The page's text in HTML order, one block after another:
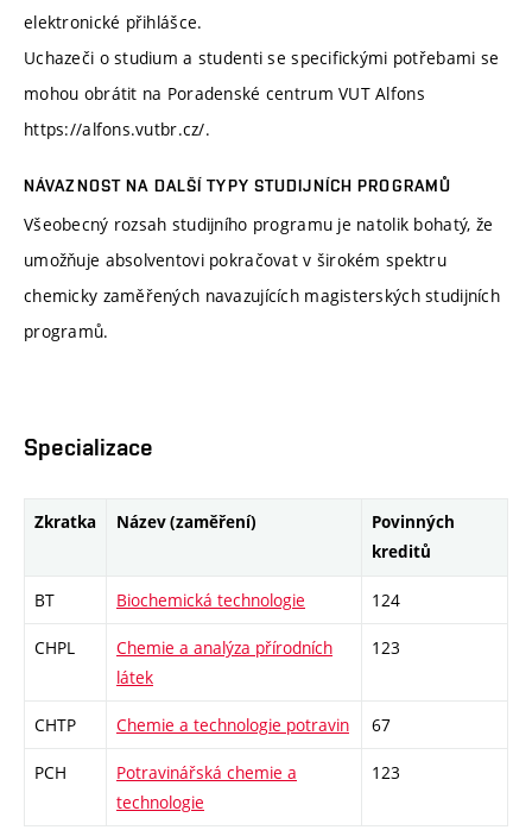
elektronické přihlášce.
Uchazeči o studium a studenti se specifickými potřebami se
mohou obrátit na Poradenské centrum VUT Alfons
https://alfons.vutbr.cz/.
NÁVAZNOST NA DALŠÍ TYPY STUDIJNÍCH PROGRAMŮ
Všeobecný rozsah studijního programu je natolik bohatý, že
umožňuje absolventovi pokračovat v širokém spektru
chemicky zaměřených navazujících magisterských studijních
programů.
Specializace
Zkratka Název (zaměření)
Povinných
kreditů
BT Biochemická technologie 124
CHPL
Chemie a analýza přírodních
látek
123
CHTP Chemie a technologie potravin 67
PCH
Potravinářská chemie a
technologie
123